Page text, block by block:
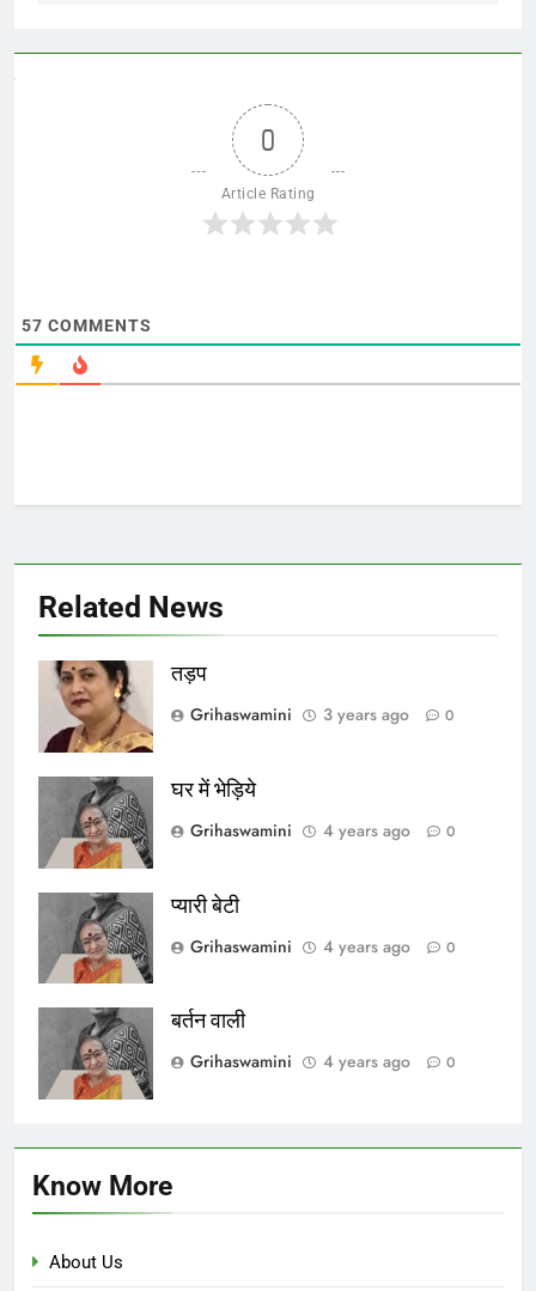
0
Article Rating
57 COMMENTS
Related News
तड़प
Grihaswamini
3 years ago 0
घर में भेड़िये
Grihaswamini
4 years ago 0
प्यारी बेटी
Grihaswamini
4 years ago 0
बर्तन वाली
Grihaswamini
4 years ago 0
Know More
About Us